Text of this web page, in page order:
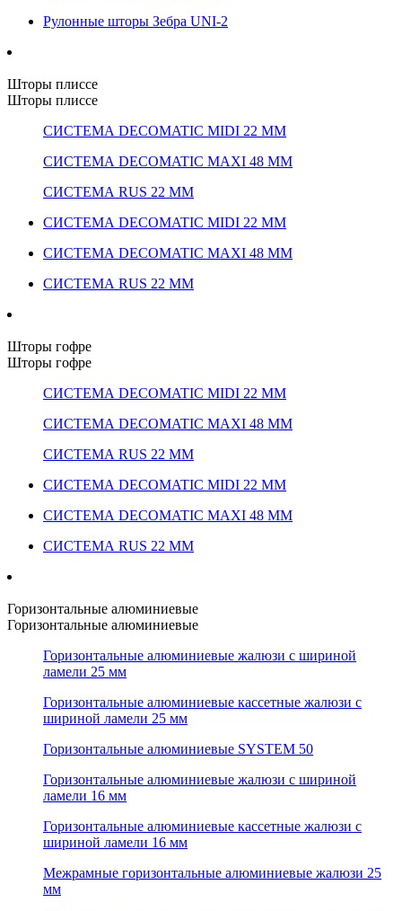
Рулонные шторы Зебра UNI-2
Шторы плиссе
Шторы плиссе
СИСТЕМА DECOMATIC MIDI 22 ММ
СИСТЕМА DECOMATIC MAXI 48 ММ
СИСТЕМА RUS 22 ММ
СИСТЕМА DECOMATIC MIDI 22 ММ
СИСТЕМА DECOMATIC MAXI 48 ММ
СИСТЕМА RUS 22 ММ
Шторы гофре
Шторы гофре
СИСТЕМА DECOMATIC MIDI 22 ММ
СИСТЕМА DECOMATIC MAXI 48 ММ
СИСТЕМА RUS 22 ММ
СИСТЕМА DECOMATIC MIDI 22 ММ
СИСТЕМА DECOMATIC MAXI 48 ММ
СИСТЕМА RUS 22 ММ
Горизонтальные алюминиевые
Горизонтальные алюминиевые
Горизонтальные алюминиевые жалюзи с шириной
ламели 25 мм
Горизонтальные алюминиевые кассетные жалюзи с
шириной ламели 25 мм
Горизонтальные алюминиевые SYSTEM 50
Горизонтальные алюминиевые жалюзи с шириной
ламели 16 мм
Горизонтальные алюминиевые кассетные жалюзи с
шириной ламели 16 мм
Межрамные горизонтальные алюминиевые жалюзи 25
мм